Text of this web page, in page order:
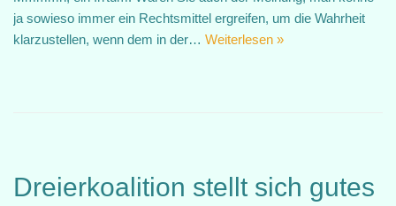
ja sowieso immer ein Rechtsmittel ergreifen, um die Wahrheit
klarzustellen, wenn dem in der… Weiterlesen »
Dreierkoalition stellt sich gutes